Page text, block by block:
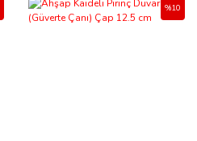
%10